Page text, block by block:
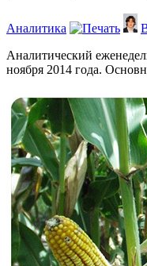
Аналитика
Аналитический
ноября 2014 года.